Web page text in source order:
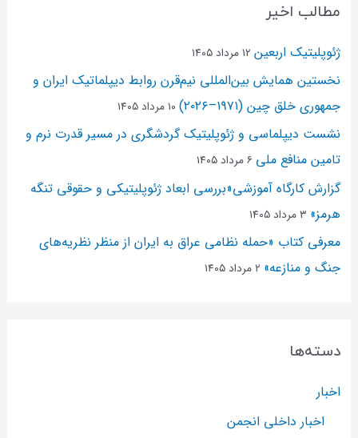
مطالب اخیر
ژئوپلیتیک اربعین ۱۲ مرداد ۱۴۰۵
نخستین همایش بین‌المللی نیم‌قرن روابط دیپلماتیک ایران و
جمهوری خلق چین (۱۹۷۱–۲۰۲۶)
۱۰ مرداد ۱۴۰۵
نشست دیپلماسی و ژئو‌پلیتیک گردشگری در مسیر قدرت نرم و
تامین منافع ملی ۶ مرداد ۱۴۰۵
گزارش کارگاه آموزشی«بررسی ابعاد ژئوپلیتیکی و حقوقی تنگه
هرمز» ۳ مرداد ۱۴۰۵
معرفی کتاب «حمله نظامی عراق به ایران از منظر نظریه‌های
جنگ و منازعه» ۲ مرداد ۱۴۰۵
دسته‌ها
اخبار
اخبار داخلی انجمن